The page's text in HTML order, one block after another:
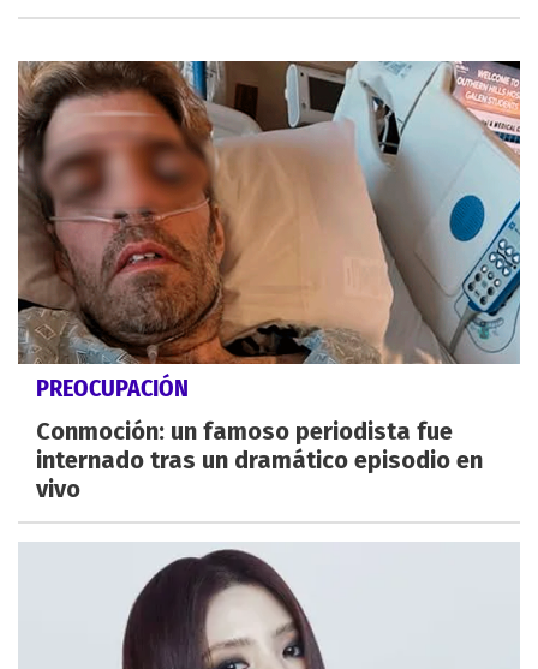
PREOCUPACIÓN
Conmoción: un famoso periodista fue
internado tras un dramático episodio en
vivo